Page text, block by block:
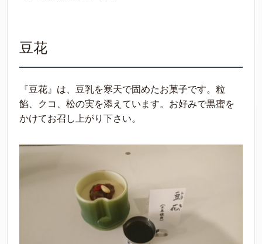
豆花
『豆花』は、豆乳を寒天で固めたお菓子です。粒
餡、クコ、松の実を添えています。お好みで黒蜜を
かけてお召し上がり下さい。